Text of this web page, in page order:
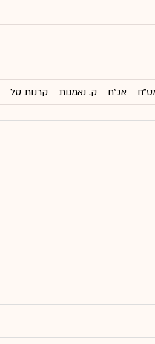
אג"ח ק. נאמנות קרנות סל